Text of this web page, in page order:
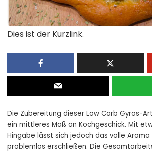
Dies ist der Kurzlink.
Die Zubereitung dieser Low Carb Gyros-
ein mittleres Maß an Kochgeschick. Mit
Hingabe lässt sich jedoch das volle
problemlos erschließen. Die